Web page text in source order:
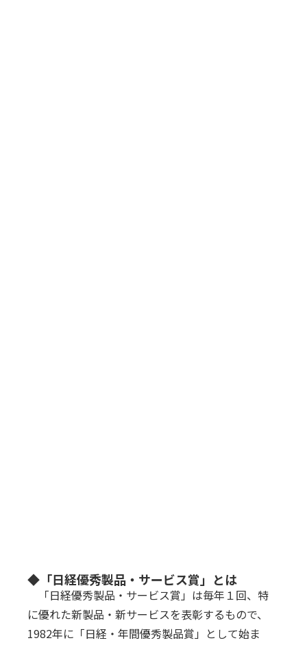
◆「日経優秀製品・サービス賞」とは
「日経優秀製品・サービス賞」は毎年１回、特
に優れた新製品・新サービスを表彰するもので、
1982年に「日経・年間優秀製品賞」として始ま